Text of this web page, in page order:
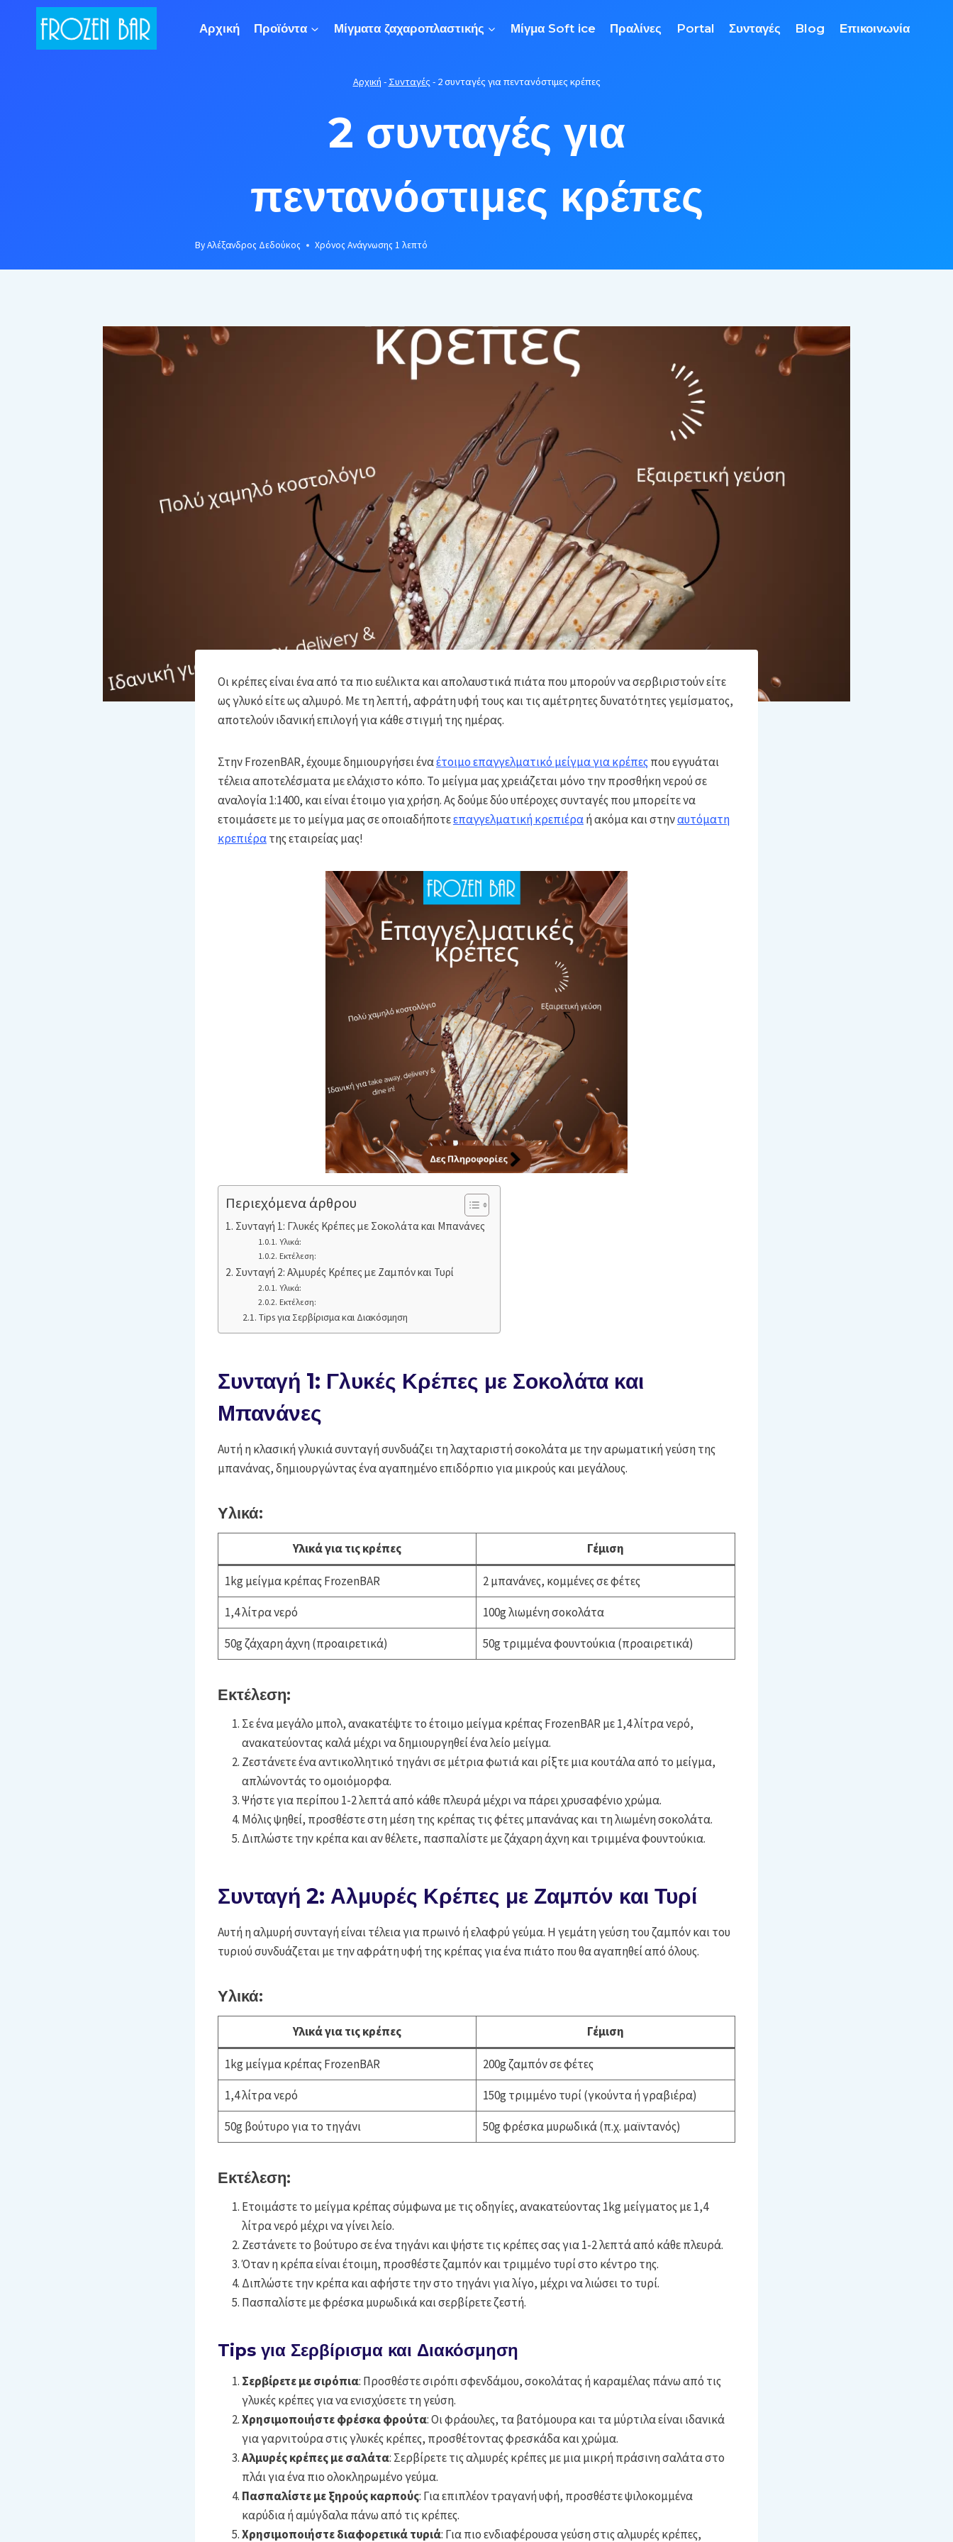
content
Αρχική Προϊόντα Μίγματα ζαχαροπλαστικής Μίγμα Soft ice Πραλίνες Portal Συνταγές Blog Επικοινωνία
Αρχική - Συνταγές- 2 συνταγές για πεντανόστιμες κρέπες
2 συνταγές για
πεντανόστιμες κρέπες
ByΑλέξανδρος Δεδούκος Χρόνος Ανάγνωσης 1λεπτό
Οι κρέπες είναι ένα από τα πιο ευέλικτα και απολαυστικά πιάτα που μπορούν να σερβιριστούν είτε
ως γλυκό είτε ως αλμυρό. Με τη λεπτή, αφράτη υφή τους και τις αμέτρητες δυνατότητες γεμίσματος,
αποτελούν ιδανική επιλογή για κάθε στιγμή της ημέρας.
Στην FrozenBAR, έχουμε δημιουργήσει έναέτοιμο επαγγελματικό μείγμα για κρέπεςπου εγγυάται
τέλεια αποτελέσματα με ελάχιστο κόπο. Το μείγμα μας χρειάζεται μόνο την προσθήκη νερού σε
αναλογία 1:1400, και είναι έτοιμο για χρήση. Ας δούμε δύο υπέροχες συνταγές που μπορείτε να
ετοιμάσετε με το μείγμα μας σε οποιαδήποτεεπαγγελματική κρεπιέραή ακόμα και στηναυτόματη
κρεπιέρατης εταιρείας μας!
Περιεχόμενα άρθρου
Συνταγή 1: Γλυκές Κρέπες με Σοκολάτα και Μπανάνες
Υλικά:
Εκτέλεση:
Συνταγή 2: Αλμυρές Κρέπες με Ζαμπόν και Τυρί
Υλικά:
Εκτέλεση:
Tips για Σερβίρισμα και Διακόσμηση
Συνταγή 1: Γλυκές Κρέπες με Σοκολάτα και
Μπανάνες
Αυτή η κλασική γλυκιά συνταγή συνδυάζει τη λαχταριστή σοκολάτα με την αρωματική γεύση της
μπανάνας, δημιουργώντας ένα αγαπημένο επιδόρπιο για μικρούς και μεγάλους.
Υλικά:
Υλικά για τις κρέπες Γέμιση
1kg μείγμα κρέπας FrozenBAR
2 μπανάνες, κομμένες σε φέτες
1,4 λίτρα νερό
100g λιωμένη σοκολάτα
50g ζάχαρη άχνη (προαιρετικά)
50g τριμμένα φουντούκια (προαιρετικά)
Εκτέλεση:
Σε ένα μεγάλο μπολ, ανακατέψτε το έτοιμο μείγμα κρέπας FrozenBAR με 1,4 λίτρα νερό,
ανακατεύοντας καλά μέχρι να δημιουργηθεί ένα λείο μείγμα.
Ζεστάνετε ένα αντικολλητικό τηγάνι σε μέτρια φωτιά και ρίξτε μια κουτάλα από το μείγμα,
απλώνοντάς το ομοιόμορφα.
Ψήστε για περίπου 1-2 λεπτά από κάθε πλευρά μέχρι να πάρει χρυσαφένιο χρώμα.
Μόλις ψηθεί, προσθέστε στη μέση της κρέπας τις φέτες μπανάνας και τη λιωμένη σοκολάτα.
Διπλώστε την κρέπα και αν θέλετε, πασπαλίστε με ζάχαρη άχνη και τριμμένα φουντούκια.
Συνταγή 2: Αλμυρές Κρέπες με Ζαμπόν και Τυρί
Αυτή η αλμυρή συνταγή είναι τέλεια για πρωινό ή ελαφρύ γεύμα. Η γεμάτη γεύση του ζαμπόν και του
τυριού συνδυάζεται με την αφράτη υφή της κρέπας για ένα πιάτο που θα αγαπηθεί από όλους.
Υλικά:
Υλικά για τις κρέπες Γέμιση
1kg μείγμα κρέπας FrozenBAR
200g ζαμπόν σε φέτες
1,4 λίτρα νερό
150g τριμμένο τυρί (γκούντα ή γραβιέρα)
50g βούτυρο για το τηγάνι
50g φρέσκα μυρωδικά (π.χ. μαϊντανός)
Εκτέλεση:
Ετοιμάστε το μείγμα κρέπας σύμφωνα με τις οδηγίες, ανακατεύοντας 1kg μείγματος με 1,4
λίτρα νερό μέχρι να γίνει λείο.
Ζεστάνετε το βούτυρο σε ένα τηγάνι και ψήστε τις κρέπες σας για 1-2 λεπτά από κάθε πλευρά.
Όταν η κρέπα είναι έτοιμη, προσθέστε ζαμπόν και τριμμένο τυρί στο κέντρο της.
Διπλώστε την κρέπα και αφήστε την στο τηγάνι για λίγο, μέχρι να λιώσει το τυρί.
Πασπαλίστε με φρέσκα μυρωδικά και σερβίρετε ζεστή.
Tips για Σερβίρισμα και Διακόσμηση
Σερβίρετε με σιρόπια: Προσθέστε σιρόπι σφενδάμου, σοκολάτας ή καραμέλας πάνω από τις
γλυκές κρέπες για να ενισχύσετε τη γεύση.
Χρησιμοποιήστε φρέσκα φρούτα: Οι φράουλες, τα βατόμουρα και τα μύρτιλα είναι ιδανικά
για γαρνιτούρα στις γλυκές κρέπες, προσθέτοντας φρεσκάδα και χρώμα.
Αλμυρές κρέπες με σαλάτα: Σερβίρετε τις αλμυρές κρέπες με μια μικρή πράσινη σαλάτα στο
πλάι για ένα πιο ολοκληρωμένο γεύμα.
Πασπαλίστε με ξηρούς καρπούς: Για επιπλέον τραγανή υφή, προσθέστε ψιλοκομμένα
καρύδια ή αμύγδαλα πάνω από τις κρέπες.
Χρησιμοποιήστε διαφορετικά τυριά: Για πιο ενδιαφέρουσα γεύση στις αλμυρές κρέπες,